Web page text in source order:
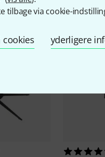
tilbage via cookie-
cookies yderligere